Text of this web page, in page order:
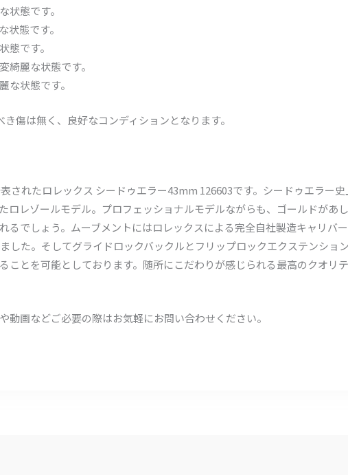
状態です。
状態です。
態です。
綺麗な状態です。
な状態です。
傷は無く、良好なコンディションとなります。
されたロレックス シードゥエラー43mm 126603です。シードゥエラー
ロレゾールモデル。プロフェッショナルモデルながらも、ゴールドがあ
るでしょう。ムーブメントにはロレックスによる完全自社製造キャリバ
した。そしてグライドロックバックルとフリップロックエクステンショ
ことを可能としております。随所にこだわりが感じられる最高のクオリ
動画などご必要の際はお気軽にお問い合わせください。